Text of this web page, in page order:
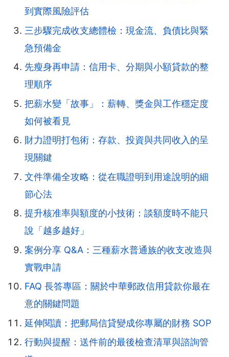
到實際風險評估
三步驟完成收支總體檢：現金流、負債比與緊
急預備金
先瘦身再申請：信用卡、分期與小額貸款的整
理順序
把薪水變「故事」：薪轉、獎金與工作穩定度
如何被看見
財力證明打包術：存款、投資與共同收入的呈
現關鍵
文件準備全攻略：從在職證明到用途說明的細
節心法
提升核准率與額度的小技術：談額度時不能只
說「越多越好」
案例分享 Q&A：三種薪水普通族的收支改造與
實戰申請
FAQ 長答專區：關於中華郵政信用貸款你最在
意的關鍵問題
延伸閱讀：把郵局信貸變成你專屬的財務 SOP
行動與提醒：送件前的最後檢查清單與諮詢管